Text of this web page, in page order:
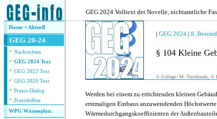
GEG 2024 Volltext der Novelle, nichtamtliche
Home + Aktuell
GEG 20-24
· Nachrichten
· GEG 2024 Text
· GEG 2023 Text
· GEG 2020 Text
· Praxis-Dialog
· Praxishilfen
WPG Wärmeplan.
| GEG 2024 | 8.
§ 104 Kleine
© Collage: M. Tuschinski, ©
Werden bei einem zu errichtenden kleinen
erstmaligen Einbaus anzuwendenden
Wärmedurchgangskoeffizienten der